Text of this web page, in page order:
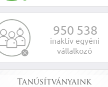
950 538
inaktív egyéni
vállalkozó
Tanúsítványaink